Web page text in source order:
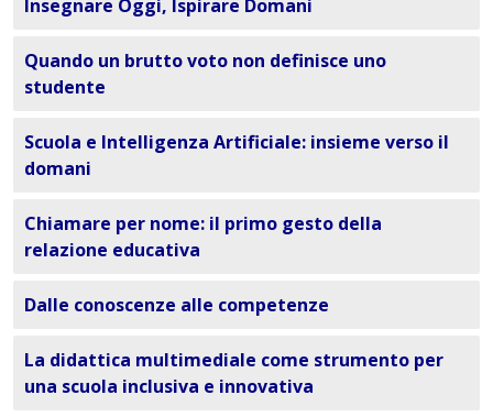
Insegnare Oggi, Ispirare Domani
Quando un brutto voto non definisce uno
studente
Scuola e Intelligenza Artificiale: insieme verso il
domani
Chiamare per nome: il primo gesto della
relazione educativa
Dalle conoscenze alle competenze
La didattica multimediale come strumento per
una scuola inclusiva e innovativa